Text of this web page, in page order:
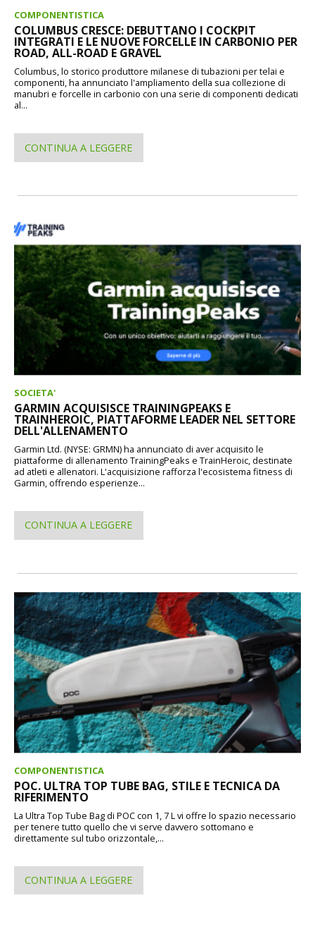
COMPONENTISTICA
COLUMBUS CRESCE: DEBUTTANO I COCKPIT
INTEGRATI E LE NUOVE FORCELLE IN CARBONIO PER
ROAD, ALL-ROAD E GRAVEL
Columbus, lo storico produttore milanese di tubazioni per telai e
componenti, ha annunciato l'ampliamento della sua collezione di
manubri e forcelle in carbonio con una serie di componenti dedicati
al...
CONTINUA A LEGGERE
SOCIETA'
GARMIN ACQUISISCE TRAININGPEAKS E
TRAINHEROIC, PIATTAFORME LEADER NEL SETTORE
DELL'ALLENAMENTO
Garmin Ltd. (NYSE: GRMN) ha annunciato di aver acquisito le
piattaforme di allenamento TrainingPeaks e TrainHeroic, destinate
ad atleti e allenatori. L'acquisizione rafforza l'ecosistema fitness di
Garmin, offrendo esperienze...
CONTINUA A LEGGERE
COMPONENTISTICA
POC. ULTRA TOP TUBE BAG, STILE E TECNICA DA
RIFERIMENTO
La Ultra Top Tube Bag di POC con 1, 7 L vi offre lo spazio necessario
per tenere tutto quello che vi serve davvero sottomano e
direttamente sul tubo orizzontale,...
CONTINUA A LEGGERE